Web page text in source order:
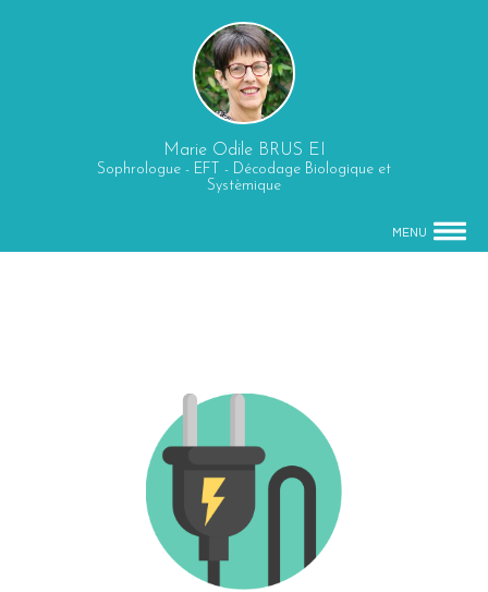
Marie Odile BRUS EI
Sophrologue - EFT - Décodage Biologique et
Systèmique
MENU